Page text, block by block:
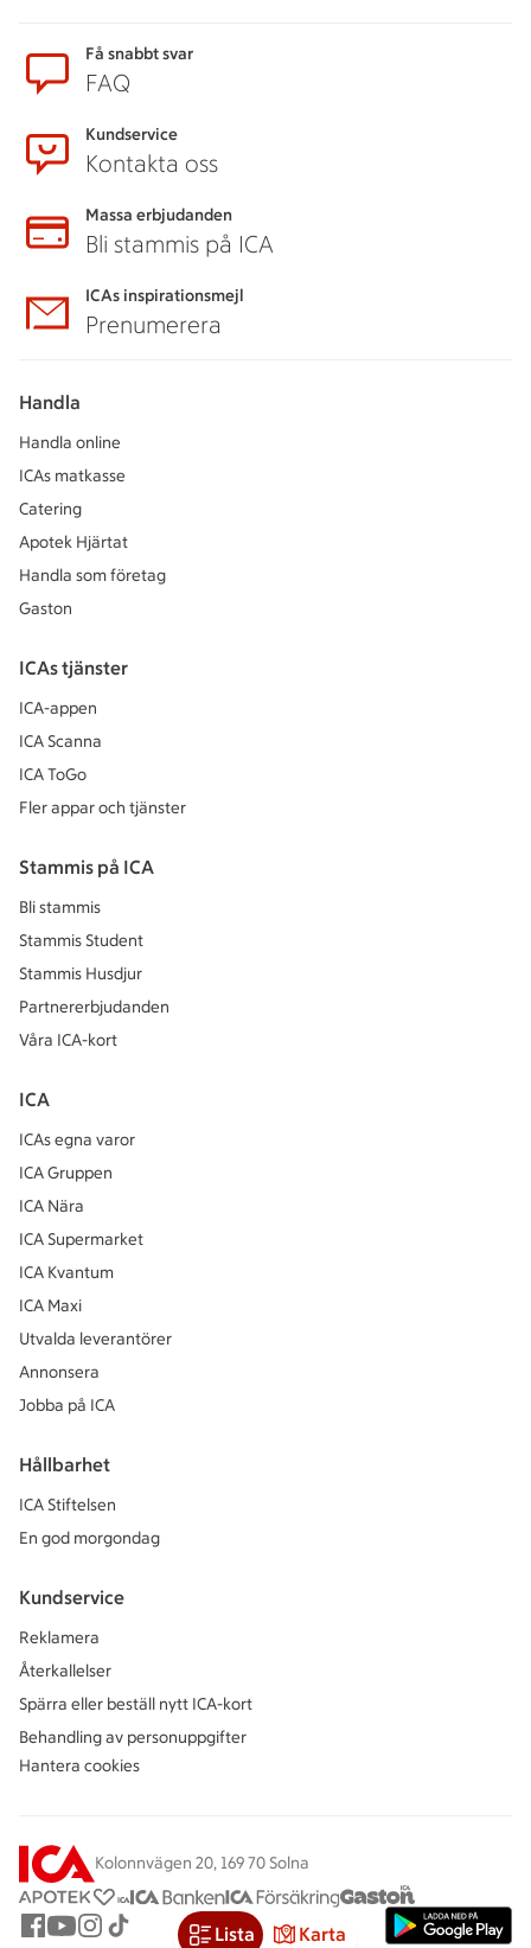
Lista Karta
Få snabbt svar
FAQ
Kundservice
Kontakta oss
Massa erbjudanden
Bli stammis på ICA
ICAs inspirationsmejl
Prenumerera
Handla
Handla online
ICAs matkasse
Catering
Apotek Hjärtat
Handla som företag
Gaston
ICAs tjänster
ICA-appen
ICA Scanna
ICA ToGo
Fler appar och tjänster
Stammis på ICA
Bli stammis
Stammis Student
Stammis Husdjur
Partnererbjudanden
Våra ICA-kort
ICA
ICAs egna varor
ICA Gruppen
ICA Nära
ICA Supermarket
ICA Kvantum
ICA Maxi
Utvalda leverantörer
Annonsera
Jobba på ICA
Hållbarhet
ICA Stiftelsen
En god morgondag
Kundservice
Reklamera
Återkallelser
Spärra eller beställ nytt ICA-kort
Behandling av personuppgifter
Hantera cookies
Kolonnvägen 20, 169 70 Solna